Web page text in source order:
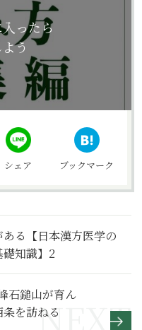
ったら
う
シェア ブックマーク
る【日本漢方医学の
知識】2
石鎚山が育ん
を訪ねる